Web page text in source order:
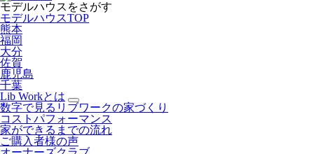
モデルハウスをさがす
モデルハウスTOP
熊本
福岡
大分
佐賀
鹿児島
千葉
Lib Workとは
数字で見るリブワークの家づくり
コストパフォーマンス
家ができるまでの流れ
ご購入者様の声